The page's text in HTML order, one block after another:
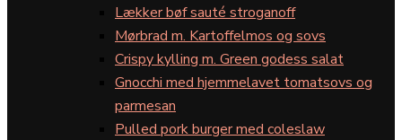
Lækker bøf sauté stroganoff
Mørbrad m. Kartoffelmos og sovs
Crispy kylling m. Green godess salat
Gnocchi med hjemmelavet tomatsovs og
parmesan
Pulled pork burger med coleslaw